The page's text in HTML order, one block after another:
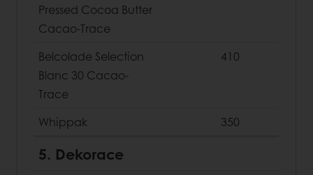
Pressed Cocoa Butter
Cacao-Trace
Belcolade Selection
Blanc 30 Cacao-
Trace
410
Whippak 350
5. Dekorace